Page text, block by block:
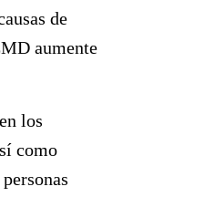
de
aumente
los
como